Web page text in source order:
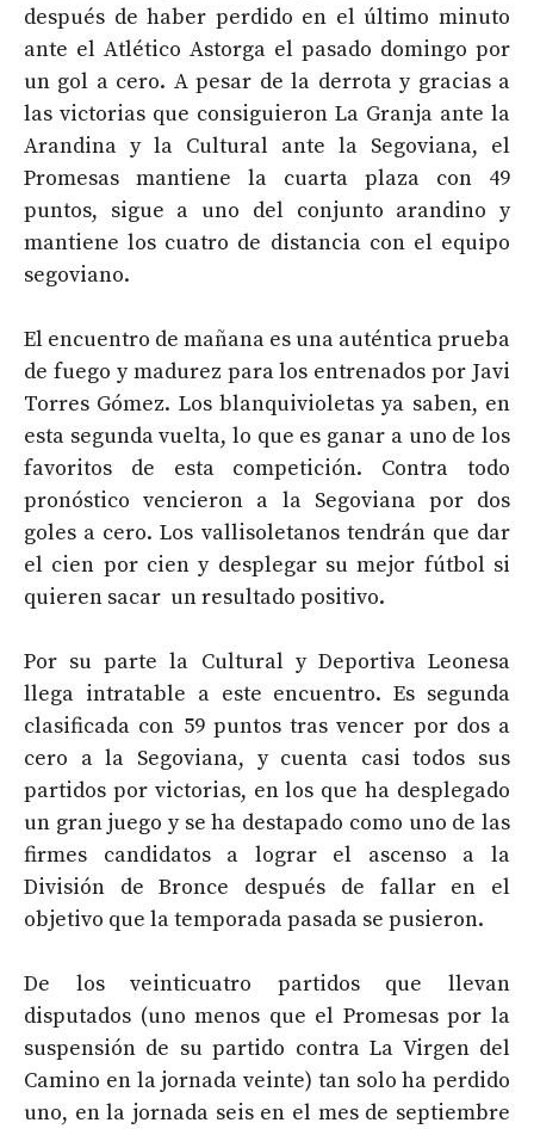
después de haber perdido en el último minuto
ante el Atlético Astorga el pasado domingo por
un gol a cero. A pesar de la derrota y gracias a
las victorias que consiguieron La Granja ante la
Arandina y la Cultural ante la Segoviana, el
Promesas mantiene la cuarta plaza con 49
puntos, sigue a uno del conjunto arandino y
mantiene los cuatro de distancia con el equipo
segoviano.
El encuentro de mañana es una auténtica prueba
de fuego y madurez para los entrenados por Javi
Torres Gómez. Los blanquivioletas ya saben, en
esta segunda vuelta, lo que es ganar a uno de los
favoritos de esta competición. Contra todo
pronóstico vencieron a la Segoviana por dos
goles a cero. Los vallisoletanos tendrán que dar
el cien por cien y desplegar su mejor fútbol si
quieren sacar un resultado positivo.
Por su parte la Cultural y Deportiva Leonesa
llega intratable a este encuentro. Es segunda
clasificada con 59 puntos tras vencer por dos a
cero a la Segoviana, y cuenta casi todos sus
partidos por victorias, en los que ha desplegado
un gran juego y se ha destapado como uno de las
firmes candidatos a lograr el ascenso a la
División de Bronce después de fallar en el
objetivo que la temporada pasada se pusieron.
De los veinticuatro partidos que llevan
disputados (uno menos que el Promesas por la
suspensión de su partido contra La Virgen del
Camino en la jornada veinte) tan solo ha perdido
uno, en la jornada seis en el mes de septiembre